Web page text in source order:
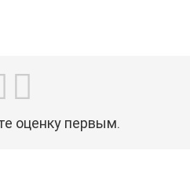
оценку первым.